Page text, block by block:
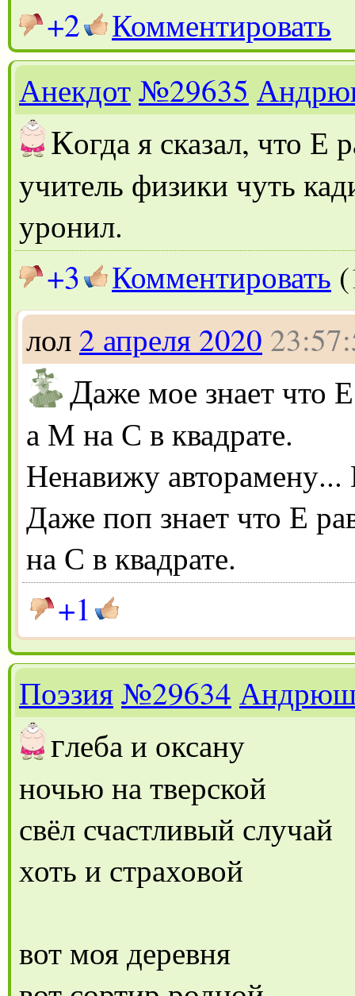
+2
Комментировать
Анекдот№29635
Когда я сказал, что Е
учитель физики чуть
уронил.
+3 Комментировать
лол 2 апреля 2020
Даже мое знает что
а М на С в квадрате.
Ненавижу авторамену...
Даже поп знает что Е
на С в квадрате.
+1
Поэзия№29634
глеба и оксану
ночью на тверской
свёл счастливый случай
хоть и страховой
вот моя деревня